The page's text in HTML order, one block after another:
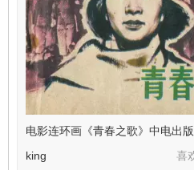
电影连环画《青春之歌》中电出
喜
king